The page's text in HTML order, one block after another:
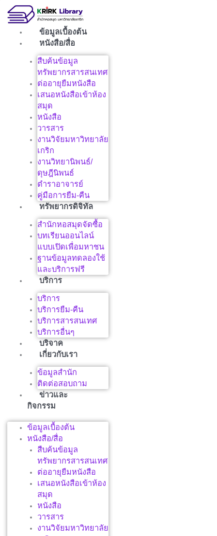
ข้อมูลเบื้องต้น
หนังสือ/สื่อ
สืบค้นข้อมูล
ทรัพยากรสารสนเทศ
ต่ออายุยืมหนังสือ
เสนอหนังสือเข้าห้อง
สมุด
หนังสือ
วารสาร
งานวิจัยมหาวิทยาลัย
เกริก
งานวิทยานิพนธ์/
ดุษฎีนิพนธ์
ตำราอาจารย์
คู่มือการยืม-คืน
ทรัพยากรดิจิทัล
สำนักหอสมุดจัดซื้อ
บทเรียนออนไลน์
แบบเปิดเพื่อมหาชน
ฐานข้อมูลทดลองใช้
และบริการฟรี
บริการ
บริการ
บริการยืม-คืน
บริการสารสนเทศ
บริการอื่นๆ
บริจาค
เกี่ยวกับเรา
ข้อมูลสำนัก
ติดต่อสอบถาม
ข่าวและ
กิจกรรม
ข้อมูลเบื้องต้น
หนังสือ/สื่อ
สืบค้นข้อมูล
ทรัพยากรสารสนเทศ
ต่ออายุยืมหนังสือ
เสนอหนังสือเข้าห้อง
สมุด
หนังสือ
วารสาร
งานวิจัยมหาวิทยาลัย